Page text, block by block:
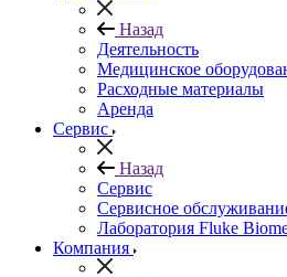
Назад
Деятельность
Медицинское
Расходные материалы
Аренда
Сервис
Назад
Сервис
Сервисное
Лаборатория Fluke
Компания